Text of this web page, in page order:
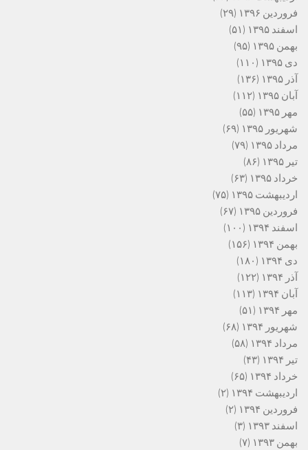
فروردین ۱۳۹۶
(۲۹)
اسفند ۱۳۹۵
(۵۱)
بهمن ۱۳۹۵
(۹۵)
دی ۱۳۹۵
(۱۱۰)
آذر ۱۳۹۵
(۱۳۶)
آبان ۱۳۹۵
(۱۱۲)
مهر ۱۳۹۵
(۵۵)
شهریور ۱۳۹۵
(۶۹)
مرداد ۱۳۹۵
(۷۹)
تیر ۱۳۹۵
(۸۶)
خرداد ۱۳۹۵
(۶۳)
اردیبهشت ۱۳۹۵
(۷۵)
فروردین ۱۳۹۵
(۶۷)
اسفند ۱۳۹۴
(۱۰۰)
بهمن ۱۳۹۴
(۱۵۶)
دی ۱۳۹۴
(۱۸۰)
آذر ۱۳۹۴
(۱۲۲)
آبان ۱۳۹۴
(۱۱۳)
مهر ۱۳۹۴
(۵۱)
شهریور ۱۳۹۴
(۶۸)
مرداد ۱۳۹۴
(۵۸)
تیر ۱۳۹۴
(۴۳)
خرداد ۱۳۹۴
(۶۵)
اردیبهشت ۱۳۹۴
(۲)
فروردین ۱۳۹۴
(۲)
اسفند ۱۳۹۳
(۳)
بهمن ۱۳۹۳
(۷)